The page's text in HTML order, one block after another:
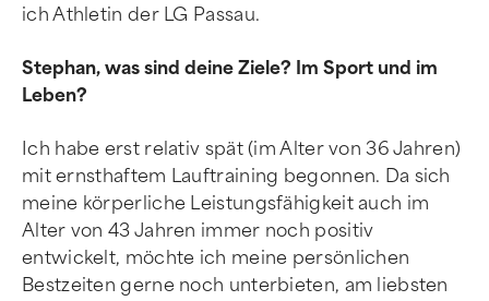
ich Athletin der LG Passau.
Stephan, was sind deine Ziele? Im Sport und im
Leben?
Ich habe erst relativ spät (im Alter von 36 Jahren)
mit ernsthaftem Lauftraining begonnen. Da sich
meine körperliche Leistungsfähigkeit auch im
Alter von 43 Jahren immer noch positiv
entwickelt, möchte ich meine persönlichen
Bestzeiten gerne noch unterbieten, am liebsten